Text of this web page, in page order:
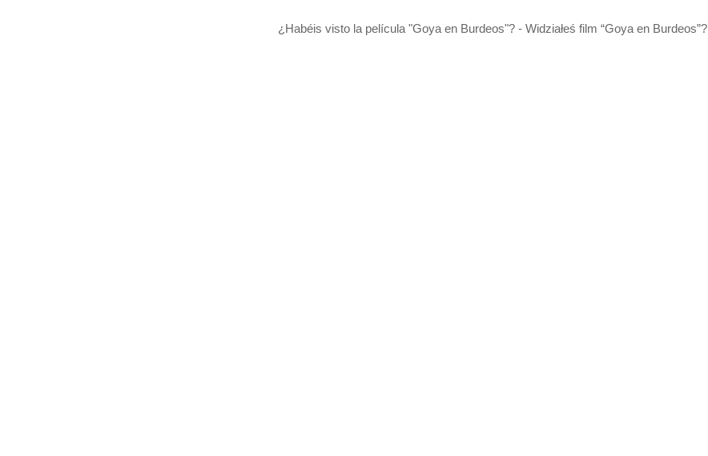
¿Habéis visto la película "Goya en Burdeos"? - Widziałeś film “Goya en Burdeos”?